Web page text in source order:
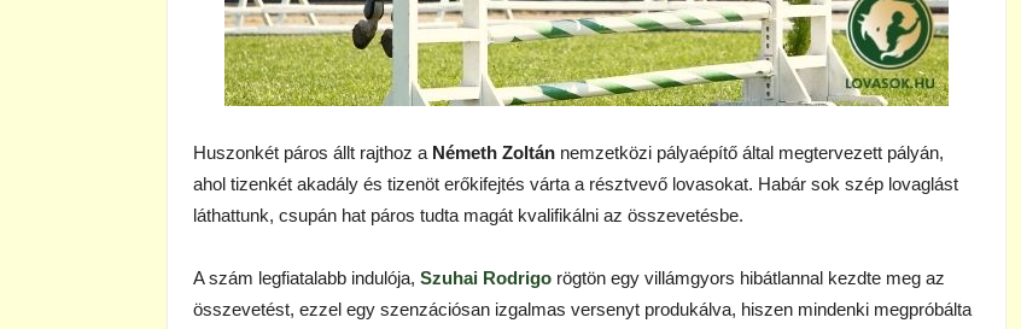
Huszonkét páros állt rajthoz a Németh Zoltán nemzetközi pályaépítő által megtervezett pályán,
ahol tizenkét akadály és tizenöt erőkifejtés várta a résztvevő lovasokat. Habár sok szép lovaglást
láthattunk, csupán hat páros tudta magát kvalifikálni az összevetésbe.
A szám legfiatalabb indulója, Szuhai Rodrigo rögtön egy villámgyors hibátlannal kezdte meg az
összevetést, ezzel egy szenzációsan izgalmas versenyt produkálva, hiszen mindenki megpróbálta